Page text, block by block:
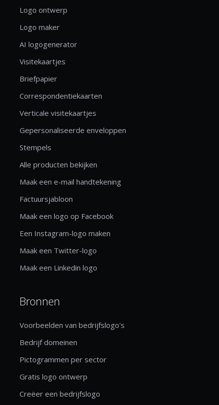
Logo ontwerp
Logo maker
AI logogenerator
Visitekaartjes
Briefpapier
Correspondentiekaarten
Verticale visitekaartjes
Gepersonaliseerde enveloppen
Stempels
Alle producten bekijken
Maak een e-mail handtekening
Factuursjabloon
Maak een logo op Facebook
Een Instagram-logo maken
Maak een Twitter-logo
Maak een Linkedin logo
Bronnen
Voorbeelden van bedrijfslogo's
Bedrijf domeinen
Pictogrammen per sector
Gratis logo ontwerp
Creëer een bedrijfslogo